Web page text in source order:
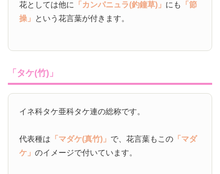
花としては他に 「カンパニュラ(釣鐘草)」 にも
「節
操」 という花言葉が付きます。
「タケ(竹)」
イネ科タケ亜科タケ連の総称です。
代表種は 「マダケ(真竹)」 で、花言葉もこの 「マダ
ケ」のイメージで付いています。